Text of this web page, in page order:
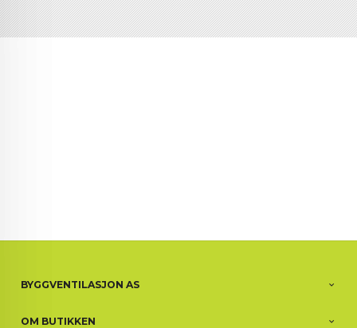
BYGGVENTILASJON AS
OM BUTIKKEN